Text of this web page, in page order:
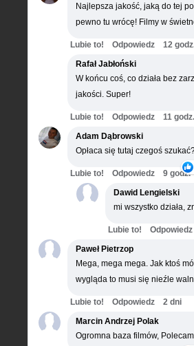
Najlepsza jakość, jaką do tej
pewno tu wrócę! Filmy w
Lubie to! Odpowiedz
12
Rafał Jabłoński
W końcu coś, co działa bez
jakości. Super!
Lubie to! Odpowiedz
11 godz.
Adam Dąbrowski
Opłaca się tutaj czegoś
Lubie to! Odpowiedz
9 godz.
Dawid Lengielski
mi wszystko działa,
Lubie to! Odpowiedz
Paweł Pietrzop
Mega, mega mega. Jak ktoś
wygląda to musi się nieźle
Lubie to! Odpowiedz
2 dni
Marcin Andrzej Polak
Ogromna baza filmów,